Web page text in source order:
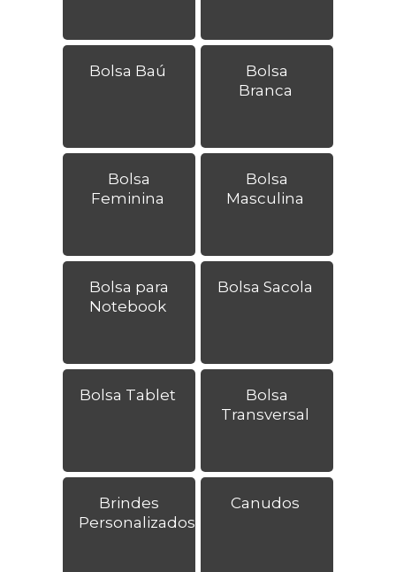
Bolsa Baú
Bolsa
Branca
Bolsa
Feminina
Bolsa
Masculina
Bolsa para
Notebook
Bolsa Sacola
Bolsa Tablet
Bolsa
Transversal
Brindes
Personalizados
Canudos